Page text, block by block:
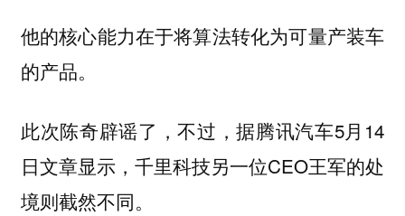
他的核心能力在于将算法转化为可量产装车
的产品。
此次陈奇辟谣了，不过，据腾讯汽车5月14
日文章显示，千里科技另一位CEO王军的处
境则截然不同。